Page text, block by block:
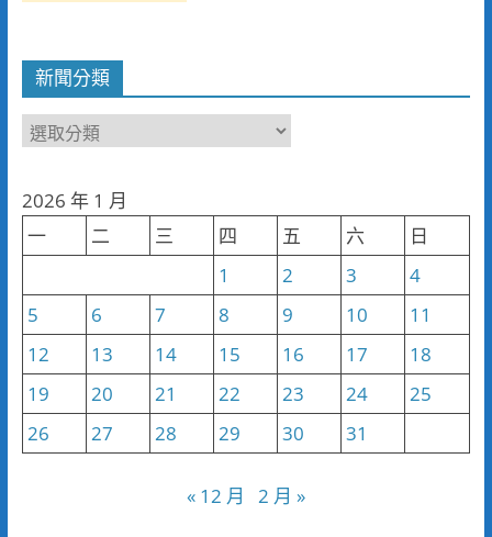
新聞分類
新
類
2026 年 1 月
一
二 三 四 五 六
日
1
2 3
4
5
6 7 8 9 10
11
12
13 14 15 16 17
18
19
20 21 22 23 24
25
26
27 28 29 30 31
« 12 月 2 月 »